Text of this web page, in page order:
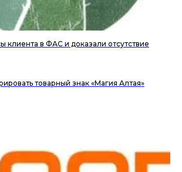
клиента в ФАС и доказали отсутствие
товарный знак «Магия Алтая»